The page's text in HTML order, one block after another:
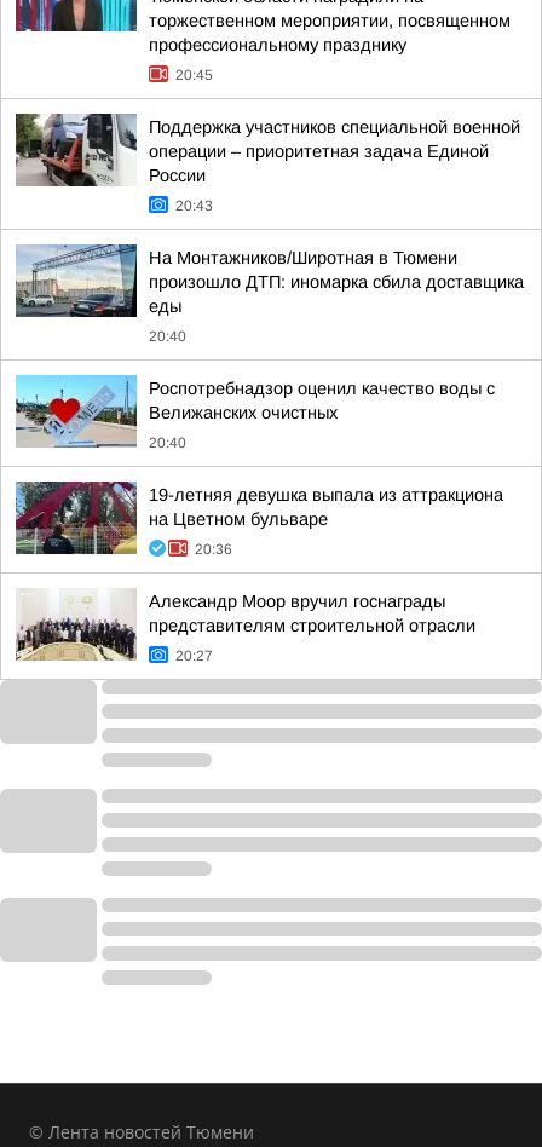
торжественном мероприятии, посвященном
профессиональному празднику
20:45
Поддержка участников специальной военной
операции – приоритетная задача Единой
России
20:43
На Монтажников/Широтная в Тюмени
произошло ДТП: иномарка сбила доставщика
еды
20:40
Роспотребнадзор оценил качество воды с
Велижанских очистных
20:40
19-летняя девушка выпала из аттракциона
на Цветном бульваре
20:36
Александр Моор вручил госнаграды
представителям строительной отрасли
20:27
© Лента новостей Тюмени